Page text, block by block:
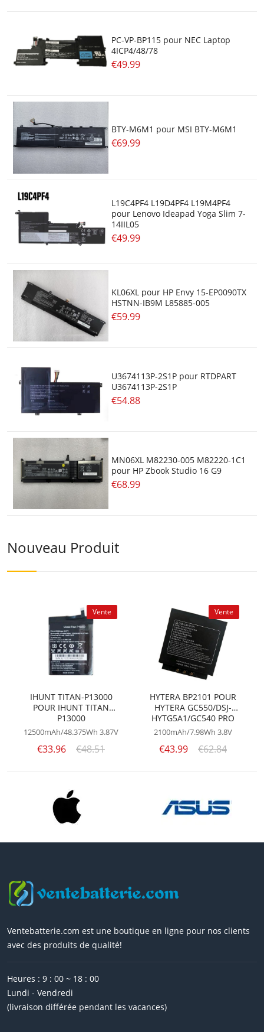
PC-VP-BP115 pour NEC Laptop
4ICP4/48/78
€49.99
BTY-M6M1 pour MSI BTY-M6M1
€69.99
L19C4PF4 L19D4PF4 L19M4PF4
pour Lenovo Ideapad Yoga Slim 7-
14IIL05
€49.99
KL06XL pour HP Envy 15-EP0090TX
HSTNN-IB9M L85885-005
€59.99
U3674113P-2S1P pour RTDPART
U3674113P-2S1P
€54.88
MN06XL M82230-005 M82220-1C1
pour HP Zbook Studio 16 G9
€68.99
Nouveau Produit
Vente
IHUNT TITAN-P13000
POUR IHUNT TITAN
P13000
12500mAh/48.375Wh 3.87V
€33.96 €48.51
Vente
HYTERA BP2101 POUR
HYTERA GC550/DSJ-
HYTG5A1/GC540 PRO
2100mAh/7.98Wh 3.8V
€43.99 €62.84
Ventebatterie.com est une boutique en ligne pour nos clients
avec des produits de qualité!
Heures : 9 : 00 ~ 18 : 00
Lundi - Vendredi
(livraison différée pendant les vacances)